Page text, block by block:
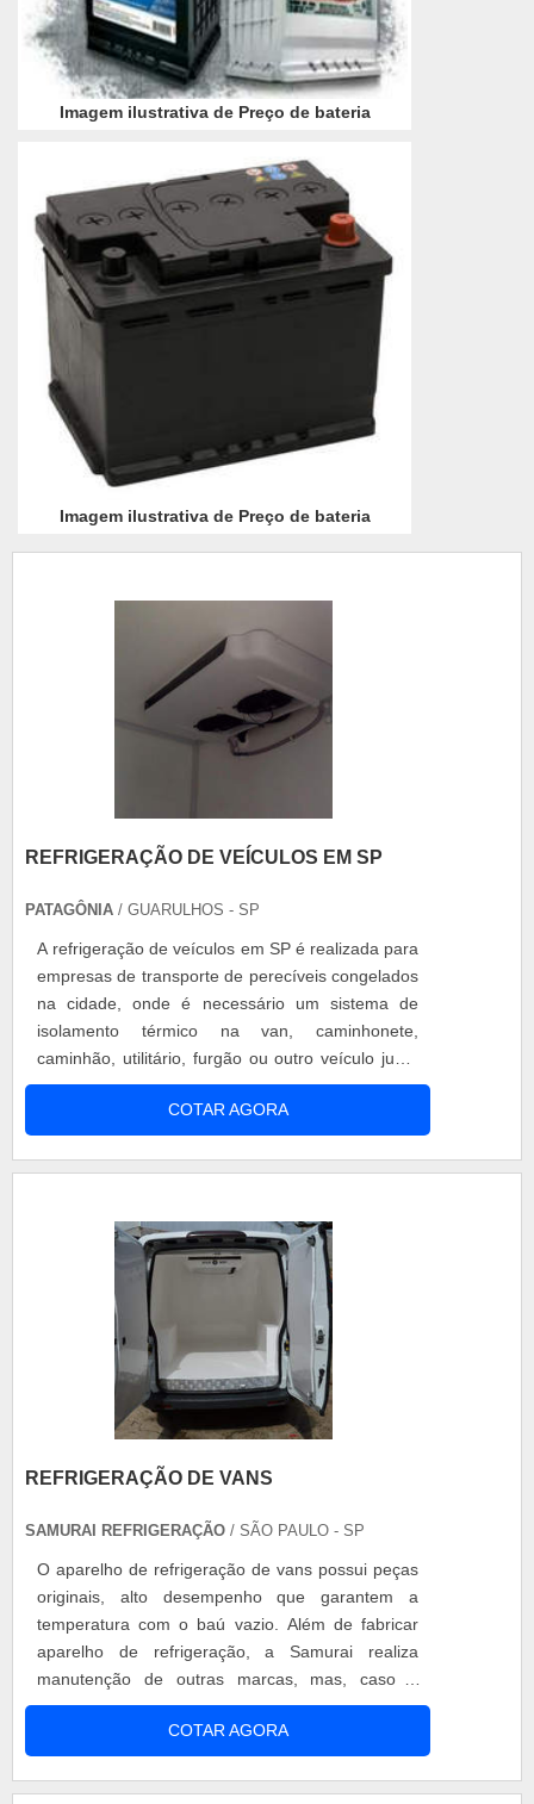
Imagem ilustrativa de Preço de bateria
Imagem ilustrativa de Preço de bateria
REFRIGERAÇÃO DE VEÍCULOS EM SP
PATAGÔNIA / GUARULHOS - SP
A refrigeração de veículos em SP é realizada para
empresas de transporte de perecíveis congelados
na cidade, onde é necessário um sistema de
isolamento térmico na van, caminhonete,
caminhão, utilitário, furgão ou outro veículo junto
com o aparelho de refrigeração, que é controlado
pelo motorista em sua cabine, a fim de manter as
temperaturas ideias durante o trajeto. A
COTAR AGORA
REFRIGERAÇÃO DE VANS
SAMURAI REFRIGERAÇÃO / SÃO PAULO - SP
O aparelho de refrigeração de vans possui peças
originais, alto desempenho que garantem a
temperatura com o baú vazio. Além de fabricar
aparelho de refrigeração, a Samurai realiza
manutenção de outras marcas, mas, caso o
cliente não possa ir até a fábrica, a prestadora de
serviços possui assistências técnicas autorizadas.
O produto é ideal para transportar Laticínios;
COTAR AGORA